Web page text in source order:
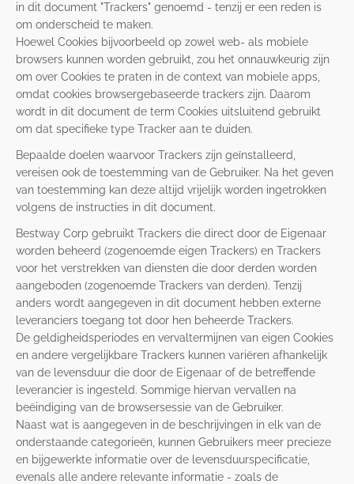
in dit document "Trackers" genoemd - tenzij er een reden is
om onderscheid te maken.
Hoewel Cookies bijvoorbeeld op zowel web- als mobiele
browsers kunnen worden gebruikt, zou het onnauwkeurig zijn
om over Cookies te praten in de context van mobiele apps,
omdat cookies browsergebaseerde trackers zijn. Daarom
wordt in dit document de term Cookies uitsluitend gebruikt
om dat specifieke type Tracker aan te duiden.
Bepaalde doelen waarvoor Trackers zijn geïnstalleerd,
vereisen ook de toestemming van de Gebruiker. Na het geven
van toestemming kan deze altijd vrijelijk worden ingetrokken
volgens de instructies in dit document.
Bestway Corp gebruikt Trackers die direct door de Eigenaar
worden beheerd (zogenoemde eigen Trackers) en Trackers
voor het verstrekken van diensten die door derden worden
aangeboden (zogenoemde Trackers van derden). Tenzij
anders wordt aangegeven in dit document hebben externe
leveranciers toegang tot door hen beheerde Trackers.
De geldigheidsperiodes en vervaltermijnen van eigen Cookies
en andere vergelijkbare Trackers kunnen variëren afhankelijk
van de levensduur die door de Eigenaar of de betreffende
leverancier is ingesteld. Sommige hiervan vervallen na
beëindiging van de browsersessie van de Gebruiker.
Naast wat is aangegeven in de beschrijvingen in elk van de
onderstaande categorieën, kunnen Gebruikers meer precieze
en bijgewerkte informatie over de levensduurspecificatie,
evenals alle andere relevante informatie - zoals de